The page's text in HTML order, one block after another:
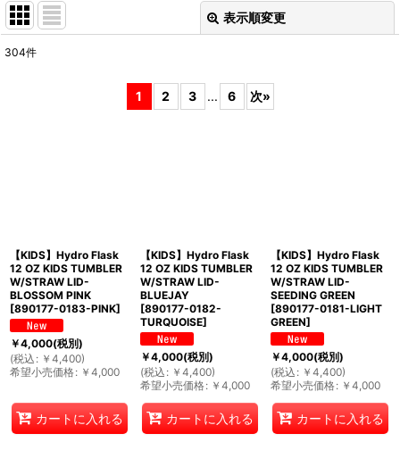
表示順変更
304件
1 2 3 ... 6 次»
【KIDS】Hydro Flask
12 OZ KIDS TUMBLER
W/STRAW LID-
BLOSSOM PINK
[890177-0183-PINK]
￥4,000(税別)
(税込 : ￥ 4,400)
希望小売価格: ￥ 4,000
カートに入れる
【KIDS】Hydro Flask
12 OZ KIDS TUMBLER
W/STRAW LID-
BLUEJAY
[890177-0182-
TURQUOISE]
￥4,000(税別)
(税込 : ￥ 4,400)
希望小売価格: ￥ 4,000
カートに入れる
【KIDS】Hydro Flask
12 OZ KIDS TUMBLER
W/STRAW LID-
SEEDING GREEN
[890177-0181-LIGHT
GREEN]
￥4,000(税別)
(税込 : ￥ 4,400)
希望小売価格: ￥ 4,000
カートに入れる